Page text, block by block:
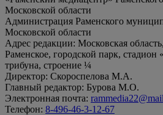
Московской области
Администрация Раменского
Московской области
Адрес редакции: Московская
Раменское, городской парк, стадион
трибуна, строение ¼
Директор: Скороспелова М.А.
Главный редактор: Бурова М.О.
Электронная почта:
Телефон: 8-496-46-3-12-67